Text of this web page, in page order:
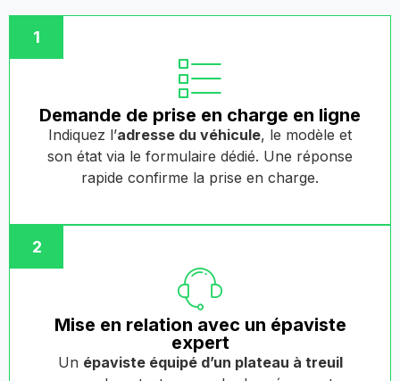
1
Demande de prise en charge en ligne
Indiquez l’adresse du véhicule, le modèle et
son état via le formulaire dédié. Une réponse
rapide confirme la prise en charge.
2
Mise en relation avec un épaviste
expert
Un épaviste équipé d’un plateau à treuil